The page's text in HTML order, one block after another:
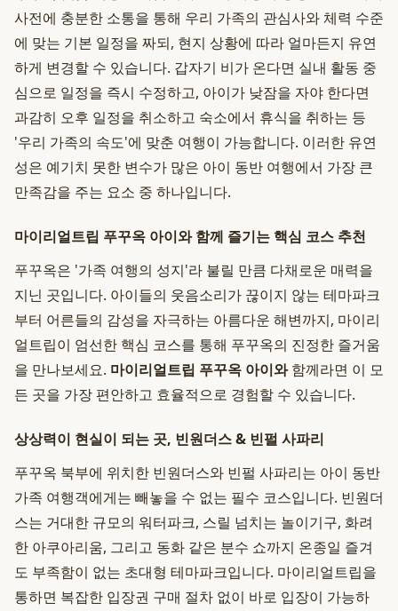
사전에 충분한 소통을 통해 우리 가족의 관심사와 체력 수준
에 맞는 기본 일정을 짜되, 현지 상황에 따라 얼마든지 유연
하게 변경할 수 있습니다. 갑자기 비가 온다면 실내 활동 중
심으로 일정을 즉시 수정하고, 아이가 낮잠을 자야 한다면
과감히 오후 일정을 취소하고 숙소에서 휴식을 취하는 등
'우리 가족의 속도'에 맞춘 여행이 가능합니다. 이러한 유연
성은 예기치 못한 변수가 많은 아이 동반 여행에서 가장 큰
만족감을 주는 요소 중 하나입니다.
마이리얼트립 푸꾸옥 아이와 함께 즐기는 핵심 코스 추천
푸꾸옥은 '가족 여행의 성지'라 불릴 만큼 다채로운 매력을
지닌 곳입니다. 아이들의 웃음소리가 끊이지 않는 테마파크
부터 어른들의 감성을 자극하는 아름다운 해변까지, 마이리
얼트립이 엄선한 핵심 코스를 통해 푸꾸옥의 진정한 즐거움
을 만나보세요. 마이리얼트립 푸꾸옥 아이와함께라면 이 모
든 곳을 가장 편안하고 효율적으로 경험할 수 있습니다.
상상력이 현실이 되는 곳, 빈원더스 & 빈펄 사파리
푸꾸옥 북부에 위치한 빈원더스와 빈펄 사파리는 아이 동반
가족 여행객에게는 빼놓을 수 없는 필수 코스입니다. 빈원더
스는 거대한 규모의 워터파크, 스릴 넘치는 놀이기구, 화려
한 아쿠아리움, 그리고 동화 같은 분수 쇼까지 온종일 즐겨
도 부족함이 없는 초대형 테마파크입니다. 마이리얼트립을
통하면 복잡한 입장권 구매 절차 없이 바로 입장이 가능하